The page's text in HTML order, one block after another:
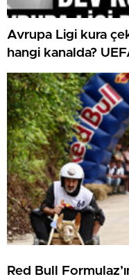
Avrupa Ligi kura
hangi kanalda?
Beşiktaş ve
Red Bull